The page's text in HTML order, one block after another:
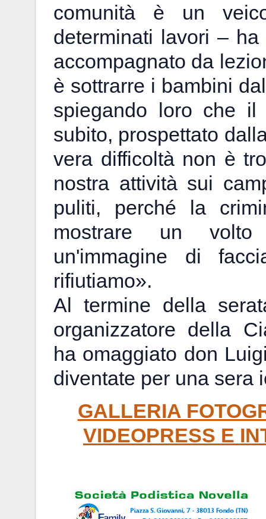
comunità è un
determinati lavori –
accompagnato da
è sottrarre i bambini
spiegando loro che
subito, prospettato
vera difficoltà non è
nostra attività sui
puliti, perché la
mostrare un volto
un'immagine di
rifiutiamo».
Al termine della
organizzatore della
ha omaggiato don
diventate per una sera
GALLERIA
VIDEOPRESS E